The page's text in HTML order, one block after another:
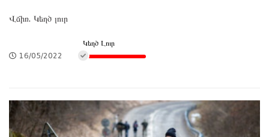
Վճիռ. Կեղծ լուր
16/05/2022
Կեղծ Լուր